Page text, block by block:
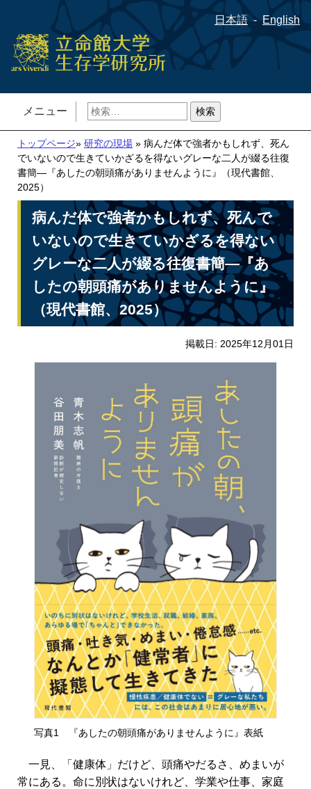
日本語 English
メニュー
検
索:
トップページ» 研究の現場 » 病んだ体で強者かもしれず、死ん
でいないので生きていかざるを得ないグレーな二人が綴る往復
書簡―『あしたの朝頭痛がありませんように』（現代書館、
2025）
病んだ体で強者かもしれず、死んで
いないので生きていかざるを得ない
グレーな二人が綴る往復書簡―『あ
したの朝頭痛がありませんように』
（現代書館、2025）
掲載日: 2025年12月01日
写真1 『あしたの朝頭痛がありませんように』表紙
一見、「健康体」だけど、頭痛やだるさ、めまいが
常にある。命に別状はないけれど、学業や仕事、家庭